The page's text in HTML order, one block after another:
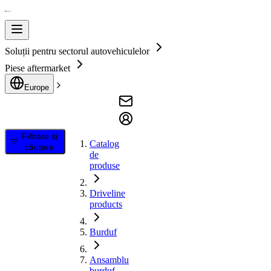
Soluții pentru sectorul autovehiculelor
Piese aftermarket
Europe
Filtrare și
căutare
Catalog
de
produse
Driveline
products
Burduf
Ansamblu